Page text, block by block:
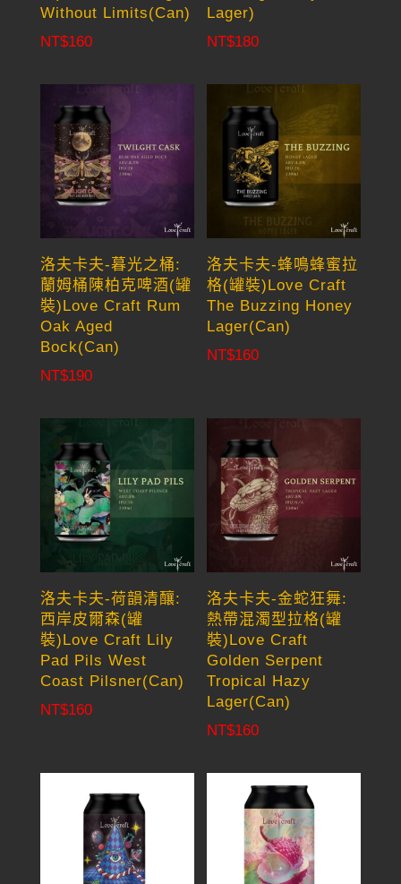
Without Limits(Can)
NT$160
Lager)
NT$180
洛夫卡夫-暮光之桶:
蘭姆桶陳柏克啤酒(罐
裝)Love Craft Rum
Oak Aged
Bock(Can)
NT$190
洛夫卡夫-蜂鳴蜂蜜拉
格(罐裝)Love Craft
The Buzzing Honey
Lager(Can)
NT$160
洛夫卡夫-荷韻清釀:
西岸皮爾森(罐
裝)Love Craft Lily
Pad Pils West
Coast Pilsner(Can)
NT$160
洛夫卡夫-金蛇狂舞:
熱帶混濁型拉格(罐
裝)Love Craft
Golden Serpent
Tropical Hazy
Lager(Can)
NT$160